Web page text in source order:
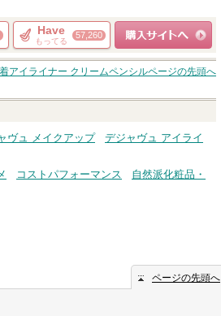
Have
もってる
57,260
ショッピングサイト
へ
アイライナー クリームペンシルページの先頭へ
ヴュ メイクアップ
デジャヴュ アイライ
コストパフォーマンス
自然派化粧品・
ページの先頭へ